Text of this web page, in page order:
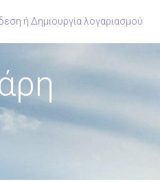
ή Δημιουργία λογαριασμού